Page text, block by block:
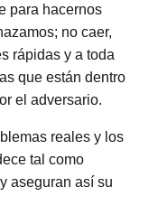
para hacernos
no caer,
rápidas y a toda
que están dentro
el adversario.
reales y los
tal como
aseguran así su